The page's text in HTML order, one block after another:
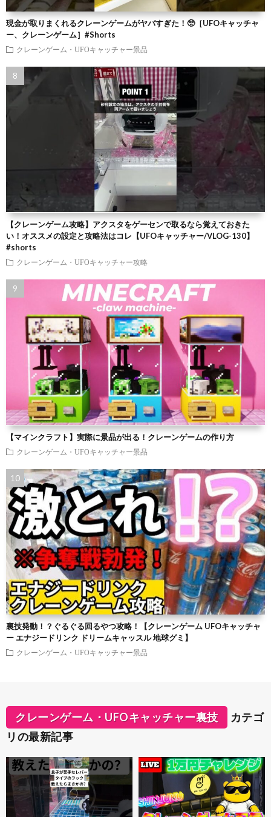
現金が取りまくれるクレーンゲームがヤバすぎた！🥺［UFOキャッチャ
ー、クレーンゲーム］#Shorts
クレーンゲーム・UFOキャッチャー景品
【クレーンゲーム攻略】アクスタをゲーセンで取るなら覚えておきた
い！オススメの設定と攻略法はコレ【UFOキャッチャー/VLOG-130】
#shorts
クレーンゲーム・UFOキャッチャー攻略
【マインクラフト】実際に景品が出る！クレーンゲームの作り方
クレーンゲーム・UFOキャッチャー景品
裏技発動！？ぐるぐる回るやつ攻略！【クレーンゲーム UFOキャッチャ
ー エナジードリンク ドリームキャッスル 地球グミ】
クレーンゲーム・UFOキャッチャー景品
クレーンゲーム・UFOキャッチャー裏技
カテゴ
リの最新記事